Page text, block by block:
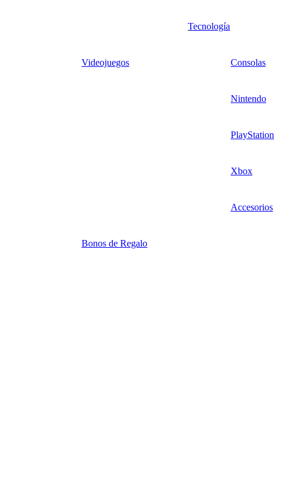
Tecnología
Videojuegos Consolas
Nintendo
PlayStation
Xbox
Accesorios
Bonos de Regalo